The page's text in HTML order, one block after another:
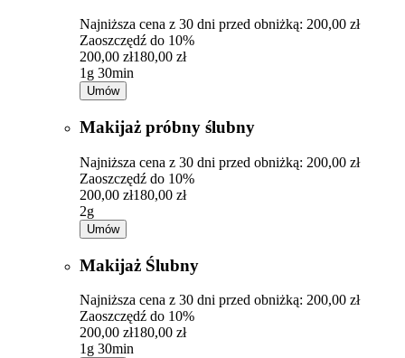
Najniższa cena z 30 dni przed obniżką: 200,00 zł
Zaoszczędź do 10%
200,00 zł180,00 zł
1g 30min
Umów
Makijaż próbny ślubny
Najniższa cena z 30 dni przed obniżką: 200,00 zł
Zaoszczędź do 10%
200,00 zł180,00 zł
2g
Umów
Makijaż Ślubny
Najniższa cena z 30 dni przed obniżką: 200,00 zł
Zaoszczędź do 10%
200,00 zł180,00 zł
1g 30min